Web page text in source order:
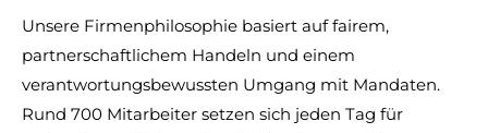
Unsere Firmenphilosophie basiert auf fairem,
partnerschaftlichem Handeln und einem
verantwortungsbewussten Umgang mit Mandaten.
Rund 700 Mitarbeiter setzen sich jeden Tag für